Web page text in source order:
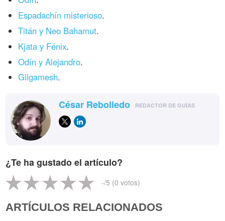
Espadachín misterioso.
Titán y Neo Bahamut.
Kjata y Fénix.
Odín y Alejandro.
Gilgamesh.
César Rebolledo REDACTOR DE GUÍAS
¿Te ha gustado el artículo?
-/5 (0 votos)
ARTÍCULOS RELACIONADOS